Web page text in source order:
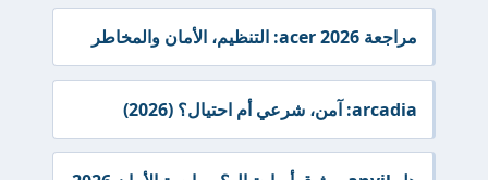
مراجعة acer 2026: التنظيم، الأمان والمخاطر
arcadia: آمن، شرعي أم احتيال؟ (2026)